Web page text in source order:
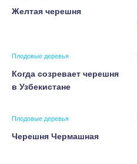
Желтая черешня
Плодовые деревья
Когда созревает черешня
в Узбекистане
Плодовые деревья
Черешня Чермашная